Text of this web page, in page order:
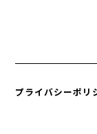
プライバシーポリ